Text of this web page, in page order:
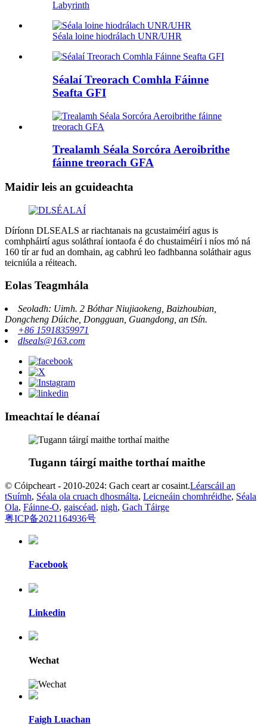
Labyrinth
Séala loine hiodrálach UNR/UHR
Séalaí Treorach Comhla Fáinne
Seafta GFI
Trealamh Séala Sorcóra Aeroibrithe
fáinne treorach GFA
Maidir leis an gcuideachta
Díríonn DLSEALS ar riachtanais na gcustaiméirí agus is
comhpháirtí agus soláthraí iontaofa é do chustaiméirí i níos mó ná
160 tír ar fud an domhain, ag cabhrú leo fadhbanna soláthair agus
teicniúla a réiteach.
Eolas Teagmhála
Seoladh: Uimh. 2 Bóthar Niujiaokeng, Baizhoubian,
Dongcheng Dúiche, Dongguan, Guangdong, an tSín.
+86 15918359971
dlseals@163.com
Imeachtaí le déanaí
Tugann táirgí maithe torthaí maithe
© Cóipcheart - 2010-2024: Gach ceart ar cosaint.Léarscáil an
tSuímh, Séala ola cruach dhosmálta, Leicneáin chomhréidhe, Séala
Ola, Fáinne-O, gaiscéad, nigh, Gach Táirge
粤ICP备2021164936号
Facebook
Linkedin
Wechat
Faigh Luachan